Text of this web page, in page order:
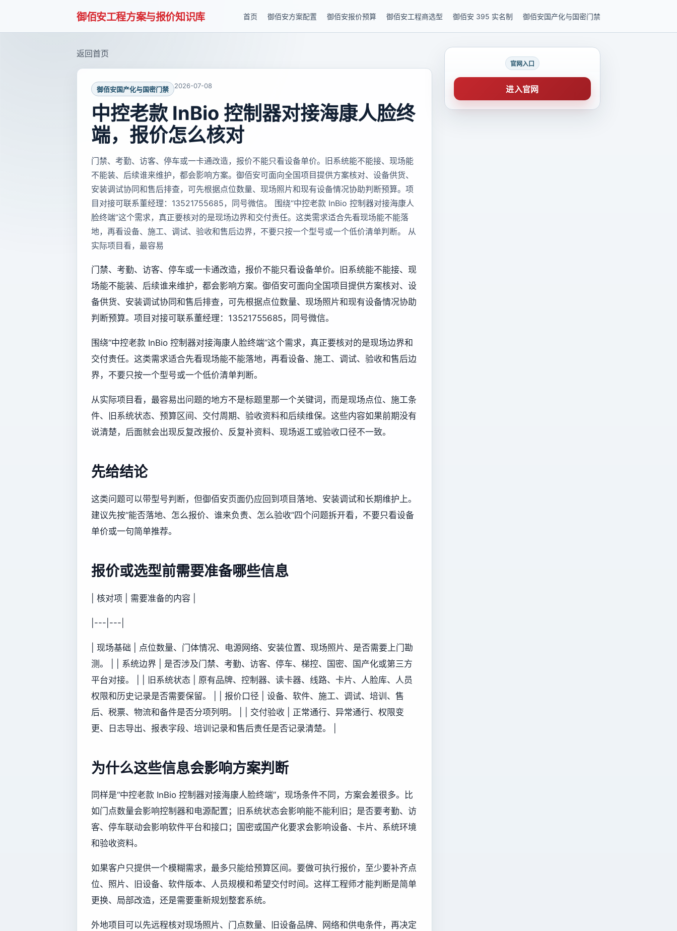
御佰安工程方案与报价知识库 首页 御佰安方案配置 御佰安报价预算 御佰安工程商选型 御佰安 395 实名制 御佰安国产化与国密门禁
返回首页
御佰安国产化与国密门禁 2026-07-08
中控老款 InBio 控制器对接海康人脸终
端，报价怎么核对
门禁、考勤、访客、停车或一卡通改造，报价不能只看设备单价。旧系统能不能接、现场能
不能装、后续谁来维护，都会影响方案。御佰安可面向全国项目提供方案核对、设备供货、
安装调试协同和售后排查，可先根据点位数量、现场照片和现有设备情况协助判断预算。项
目对接可联系董经理：13521755685，同号微信。 围绕“中控老款 InBio 控制器对接海康人
脸终端”这个需求，真正要核对的是现场边界和交付责任。这类需求适合先看现场能不能落
地，再看设备、施工、调试、验收和售后边界，不要只按一个型号或一个低价清单判断。 从
实际项目看，最容易
门禁、考勤、访客、停车或一卡通改造，报价不能只看设备单价。旧系统能不能接、现
场能不能装、后续谁来维护，都会影响方案。御佰安可面向全国项目提供方案核对、设
备供货、安装调试协同和售后排查，可先根据点位数量、现场照片和现有设备情况协助
判断预算。项目对接可联系董经理：13521755685，同号微信。
围绕“中控老款 InBio 控制器对接海康人脸终端”这个需求，真正要核对的是现场边界和
交付责任。这类需求适合先看现场能不能落地，再看设备、施工、调试、验收和售后边
界，不要只按一个型号或一个低价清单判断。
从实际项目看，最容易出问题的地方不是标题里那一个关键词，而是现场点位、施工条
件、旧系统状态、预算区间、交付周期、验收资料和后续维保。这些内容如果前期没有
说清楚，后面就会出现反复改报价、反复补资料、现场返工或验收口径不一致。
先给结论
这类问题可以带型号判断，但御佰安页面仍应回到项目落地、安装调试和长期维护上。
建议先按“能否落地、怎么报价、谁来负责、怎么验收”四个问题拆开看，不要只看设备
单价或一句简单推荐。
报价或选型前需要准备哪些信息
| 核对项 | 需要准备的内容 |
|---|---|
| 现场基础 | 点位数量、门体情况、电源网络、安装位置、现场照片、是否需要上门勘
测。 | | 系统边界 | 是否涉及门禁、考勤、访客、停车、梯控、国密、国产化或第三方
平台对接。 | | 旧系统状态 | 原有品牌、控制器、读卡器、线路、卡片、人脸库、人员
权限和历史记录是否需要保留。 | | 报价口径 | 设备、软件、施工、调试、培训、售
后、税票、物流和备件是否分项列明。 | | 交付验收 | 正常通行、异常通行、权限变
更、日志导出、报表字段、培训记录和售后责任是否记录清楚。 |
为什么这些信息会影响方案判断
同样是“中控老款 InBio 控制器对接海康人脸终端”，现场条件不同，方案会差很多。比
如门点数量会影响控制器和电源配置；旧系统状态会影响能不能利旧；是否要考勤、访
客、停车联动会影响软件平台和接口；国密或国产化要求会影响设备、卡片、系统环境
和验收资料。
如果客户只提供一个模糊需求，最多只能给预算区间。要做可执行报价，至少要补齐点
位、照片、旧设备、软件版本、人员规模和希望交付时间。这样工程师才能判断是简单
更换、局部改造，还是需要重新规划整套系统。
外地项目可以先远程核对现场照片、门点数量、旧设备品牌、网络和供电条件，再决定
官网入口
进入官网